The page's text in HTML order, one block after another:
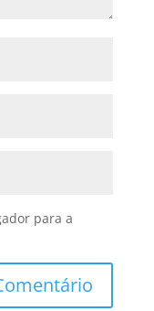
para a